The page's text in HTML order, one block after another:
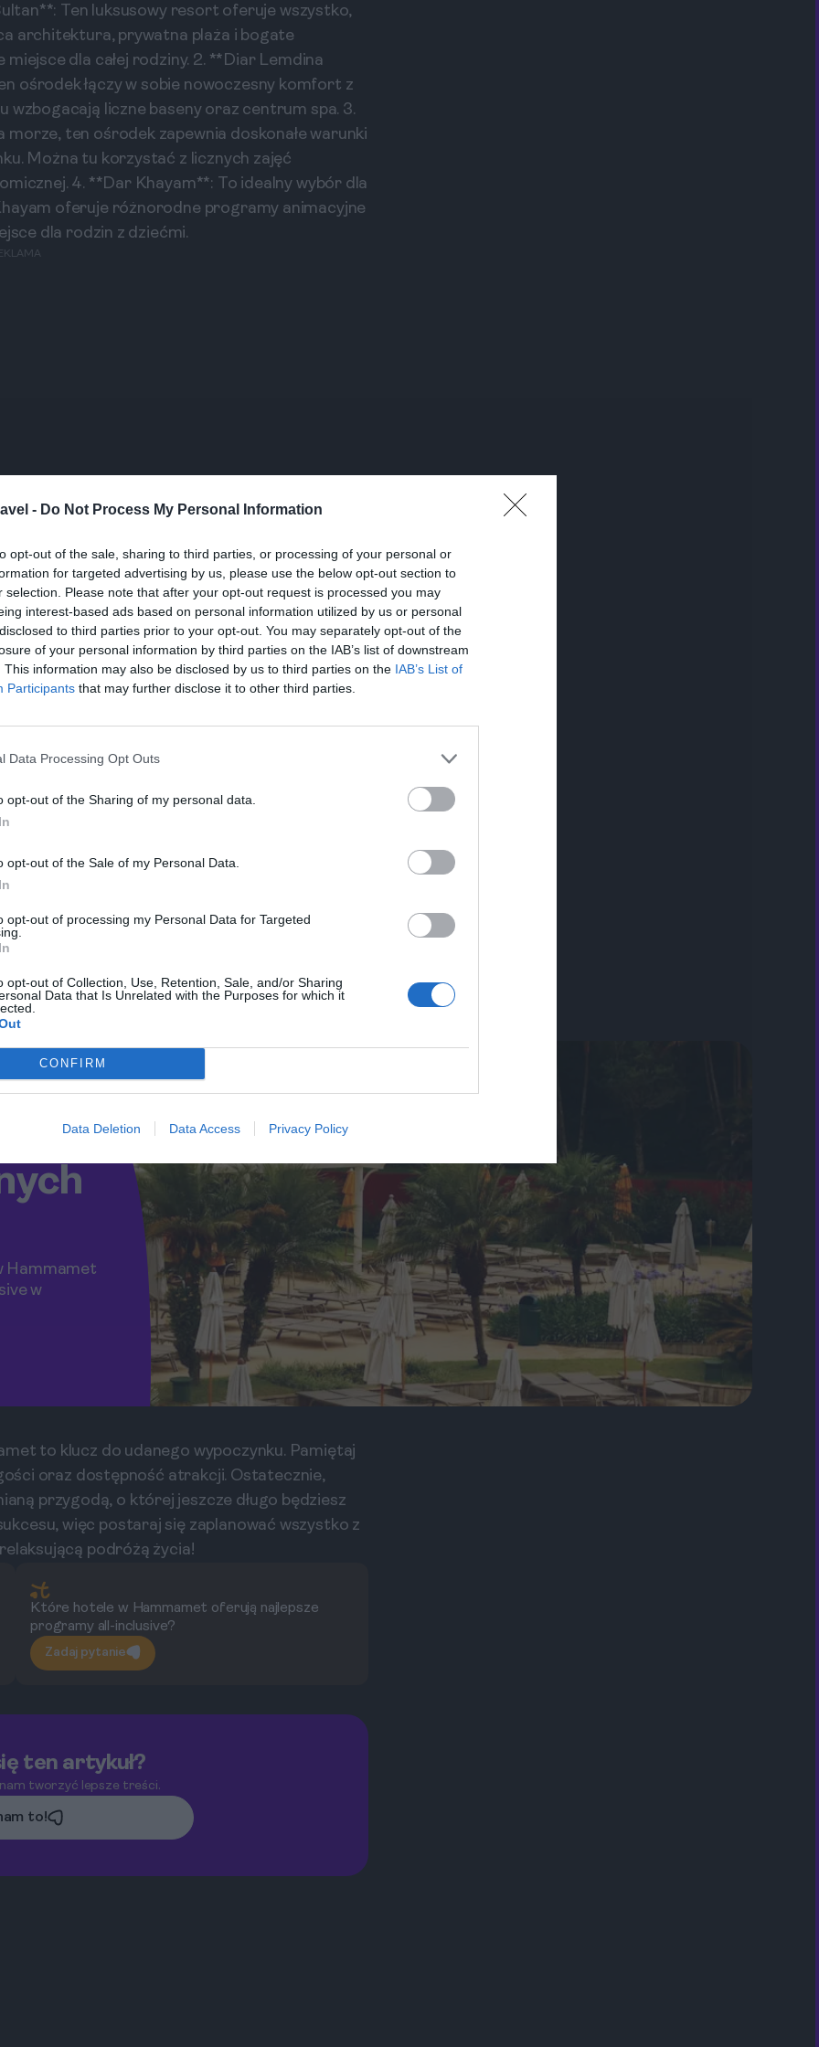
- Do Not Process My Personal Information
opt-out of the sale, sharing to third parties, or processing of your personal or
for targeted advertising by us, please use the below opt-out section to
selection. Please note that after your opt-out request is processed you may
interest-based ads based on personal information utilized by us or personal
to third parties prior to your opt-out. You may separately opt-out of the
of your personal information by third parties on the IAB’s list of downstream
This information may also be disclosed by us to third parties on the IAB’s List of
Participants that may further disclose it to other third parties.
Data Processing Opt Outs
opt-out of the Sharing of my personal data.
opt-out of the Sale of my Personal Data.
opt-out of processing my Personal Data for Targeted
opt-out of Collection, Use, Retention, Sale, and/or Sharing
Data that Is Unrelated with the Purposes for which it
CONFIRM
Data Deletion Data Access Privacy Policy
Ten luksusowy resort oferuje wszystko,
architektura, prywatna plaża i bogate
dla całej rodziny. 2. **Diar Lemdina
ośrodek łączy w sobie nowoczesny komfort z
liczne baseny oraz centrum spa. 3.
ten ośrodek zapewnia doskonałe warunki
Można tu korzystać z licznych zajęć
4. **Dar Khayam**: To idealny wybór dla
oferuje różnorodne programy animacyjne
dla rodzin z dziećmi.
atrakcje. Oto kilka propozycji: 1.
tunezyjską architekturą. Warto przejść się
i galerii z rękodziełem. 2. **Fort z XV wieku**:
widoki, ale również wgląd w historię regionu.
Oprócz hotelowych plaż, w okolicy znajdują
miejscem do uprawiania sportów wodnych czy
Miejsce pełne naturalnego piękna. Idealne dla
artystyczne**: Hammamet jest znane
które często się tu odbywają.
zwrócić uwagę na kilka istotnych kwestii:
Często warto mieć niewielką gotówkę w
Większość turystów z Europy nie
Twój paszport jest ważny przez co najmniej 6
Zapoznaj się z lokalnymi tradycjami i
lokalną kulturę, co zapewni Ci miłe
pogody przed wyjazdem. Najlepszym czasem
wczesna jesień, gdyż temperatury są
są taksówki oraz wynajem
będzie najdogodniejszy do poruszania
Hammamet
w
to klucz do udanego wypoczynku. Pamiętaj
oraz dostępność atrakcji. Ostatecznie,
przygodą, o której jeszcze długo będziesz
więc postaraj się zaplanować wszystko z
podróżą życia!
Które hotele w Hammamet oferują najlepsze
programy all-inclusive?
Zadaj pytanie
ten artykuł?
tworzyć lepsze treści.
to!